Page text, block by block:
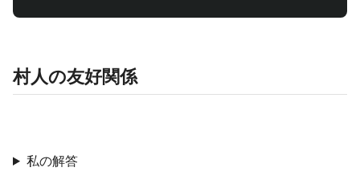
村人の友好関係
私の解答